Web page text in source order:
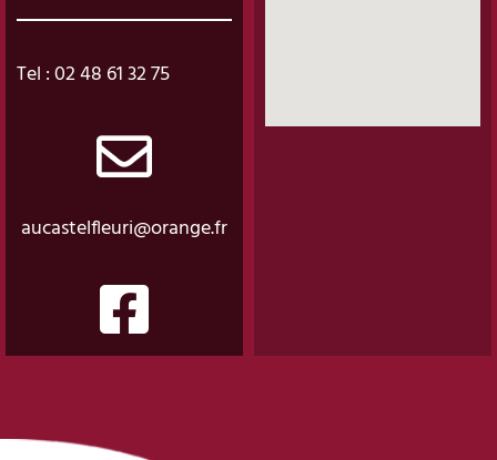
Tel : 02 48 61 32 75
aucastelfleuri@orange.fr